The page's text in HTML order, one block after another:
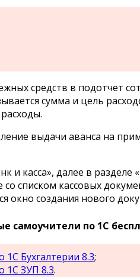
средств в подотчет
сумма и цель
выдачи аванса на
и касса», далее в разделе
со списком кассовых
окно создания нового
самоучители по 1С
1С Бухгалтерии 8.3;
1С ЗУП 8.3.